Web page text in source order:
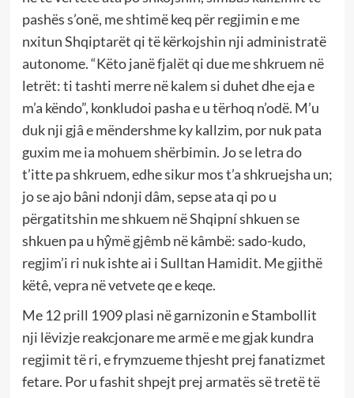
pashës s’onë, me shtimë keq për regjimin e me
nxitun Shqiptarët qi të kërkojshin nji administratë
autonome. “Këto janë fjalët qi due me shkruem në
letrët: ti tashti merre në kalem si duhet dhe eja e
m’a këndo”, konkludoi pasha e u tërhoq n’odë. M’u
duk nji gjâ e mëndershme ky kallzim, por nuk pata
guxim me ia mohuem shërbimin. Jo se letra do
t’itte pa shkruem, edhe sikur mos t’a shkruejsha un;
jo se ajo bâni ndonji dâm, sepse ata qi po u
përgatitshin me shkuem në Shqipní shkuen se
shkuen pa u hŷmë gjêmb në kâmbë: sado-kudo,
regjim’i ri nuk ishte ai i Sulltan Hamidit. Me gjithë
këtê, vepra në vetvete qe e keqe.
Me 12 prill 1909 plasi në garnizonin e Stambollit
nji lëvizje reakcjonare me armë e me gjak kundra
regjimit të ri, e frymzueme thjesht prej fanatizmet
fetare. Por u fashit shpejt prej armatës së tretë të